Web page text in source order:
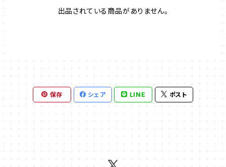
出品されている商品がありません。
保存 シェア LINE ポスト